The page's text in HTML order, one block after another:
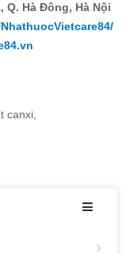
Q. Hà Đông, Hà Nội
canxi